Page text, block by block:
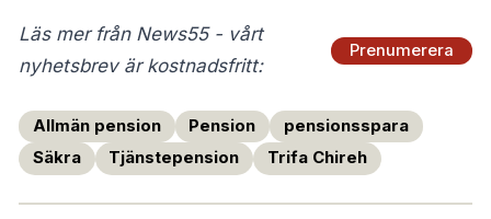
Läs mer från News55 - vårt
nyhetsbrev är kostnadsfritt:
Prenumerera
Allmän pension Pension
pensionsspara
Säkra
Tjänstepension Trifa Chireh